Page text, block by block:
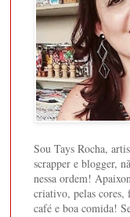
Sou Tays Rocha,
scrapper e blogger,
nessa ordem!
criativo, pelas cores,
café e boa comida!